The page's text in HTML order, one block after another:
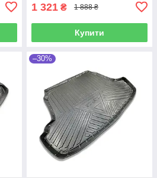
1 321 ₴ 1 888 ₴
Купити
–30%